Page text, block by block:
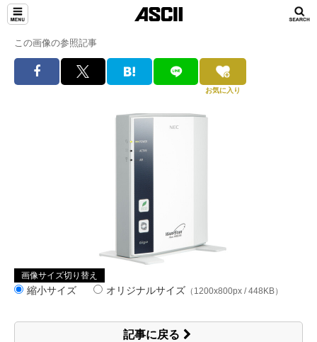
この画像の参照記事
お気に入り
画像サイズ切り替え
縮小サイズ オリジナルサイズ （1200x800px / 448KB）
記事に戻る